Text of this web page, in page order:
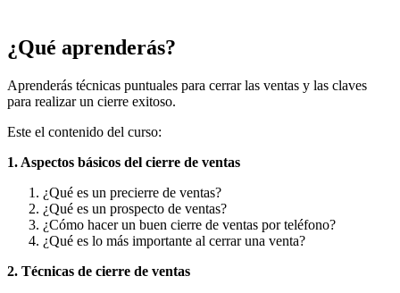
¿Qué aprenderás?
Aprenderás técnicas puntuales para cerrar las ventas y las claves
para realizar un cierre exitoso.
Este el contenido del curso:
1. Aspectos básicos del cierre de ventas
¿Qué es un precierre de ventas?
¿Qué es un prospecto de ventas?
¿Cómo hacer un buen cierre de ventas por teléfono?
¿Qué es lo más importante al cerrar una venta?
2. Técnicas de cierre de ventas